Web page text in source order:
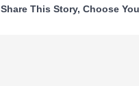
Share This Story, Choose